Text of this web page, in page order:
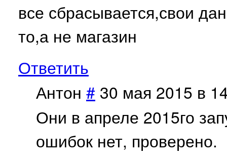
все сбрасывается,свои
то,а не магазин
Ответить
Антон # 30 мая 2015 в
Они в апреле 2015го
ошибок нет, проверено.